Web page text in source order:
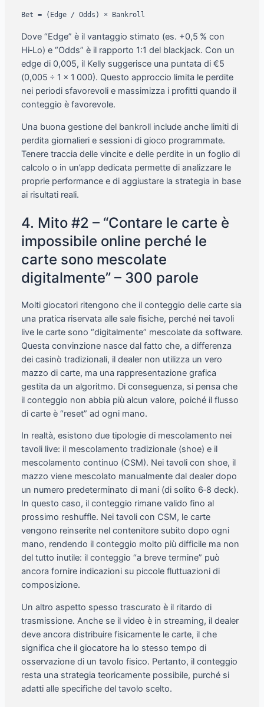
Bet = (Edge / Odds) × Bankroll
Dove “Edge” è il vantaggio stimato (es. +0,5 % con
Hi‑Lo) e “Odds” è il rapporto 1:1 del blackjack. Con un
edge di 0,005, il Kelly suggerisce una puntata di €5
(0,005 ÷ 1 × 1 000). Questo approccio limita le perdite
nei periodi sfavorevoli e massimizza i profitti quando il
conteggio è favorevole.
Una buona gestione del bankroll include anche limiti di
perdita giornalieri e sessioni di gioco programmate.
Tenere traccia delle vincite e delle perdite in un foglio di
calcolo o in un’app dedicata permette di analizzare le
proprie performance e di aggiustare la strategia in base
ai risultati reali.
4. Mito #2 – “Contare le carte è
impossibile online perché le
carte sono mescolate
digitalmente” – 300 parole
Molti giocatori ritengono che il conteggio delle carte sia
una pratica riservata alle sale fisiche, perché nei tavoli
live le carte sono “digitalmente” mescolate da software.
Questa convinzione nasce dal fatto che, a differenza
dei casinò tradizionali, il dealer non utilizza un vero
mazzo di carte, ma una rappresentazione grafica
gestita da un algoritmo. Di conseguenza, si pensa che
il conteggio non abbia più alcun valore, poiché il flusso
di carte è “reset” ad ogni mano.
In realtà, esistono due tipologie di mescolamento nei
tavoli live: il mescolamento tradizionale (shoe) e il
mescolamento continuo (CSM). Nei tavoli con shoe, il
mazzo viene mescolato manualmente dal dealer dopo
un numero predeterminato di mani (di solito 6‑8 deck).
In questo caso, il conteggio rimane valido fino al
prossimo reshuffle. Nei tavoli con CSM, le carte
vengono reinserite nel contenitore subito dopo ogni
mano, rendendo il conteggio molto più difficile ma non
del tutto inutile: il conteggio “a breve termine” può
ancora fornire indicazioni su piccole fluttuazioni di
composizione.
Un altro aspetto spesso trascurato è il ritardo di
trasmissione. Anche se il video è in streaming, il dealer
deve ancora distribuire fisicamente le carte, il che
significa che il giocatore ha lo stesso tempo di
osservazione di un tavolo fisico. Pertanto, il conteggio
resta una strategia teoricamente possibile, purché si
adatti alle specifiche del tavolo scelto.